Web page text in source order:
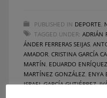
PUBLISHED IN DEPORTE
TAGGED UNDER: ADRIÁN
ÁNDER FERRERAS SEIJAS
AMADOR CRISTINA GARCÍA
MARTÍN EDUARDO
MARTÍNEZ GONZÁLEZ ENYA
ISRAEL GARCÍA GUTIÉRREZ,